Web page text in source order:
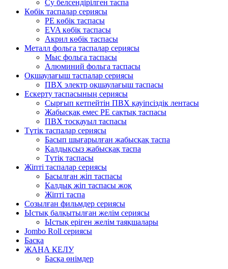
Су белсендірілген таспа
Көбік таспалар сериясы
PE көбік таспасы
EVA көбік таспасы
Акрил көбік таспасы
Металл фольга таспалар сериясы
Мыс фольга таспасы
Алюминий фольга таспасы
Оқшаулағыш таспалар сериясы
ПВХ электр оқшаулағыш таспасы
Ескерту таспасының сериясы
Сырғып кетпейтін ПВХ қауіпсіздік лентасы
Жабысқақ емес PE сақтық таспасы
ПВХ тосқауыл таспасы
Түтік таспалар сериясы
Басып шығарылған жабысқақ таспа
Қалдықсыз жабысқақ таспа
Түтік таспасы
Жіпті таспалар сериясы
Басылған жіп таспасы
Қалдық жіп таспасы жоқ
Жіпті таспа
Созылған фильмдер сериясы
Ыстық балқытылған желім сериясы
Ыстық еріген желім таяқшалары
Jombo Roll сериясы
Басқа
ЖАҢА КЕЛУ
Басқа өнімдер